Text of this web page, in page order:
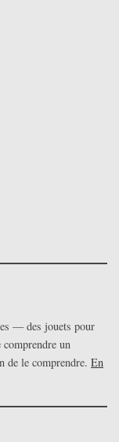
— des jouets pour
un
de le comprendre. En